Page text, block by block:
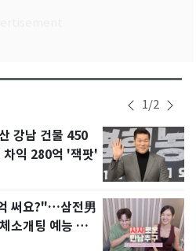
1/2
강남 건물 450
익 280억 '잭팟'
써요?"…삼전男
소개팅 예능 화